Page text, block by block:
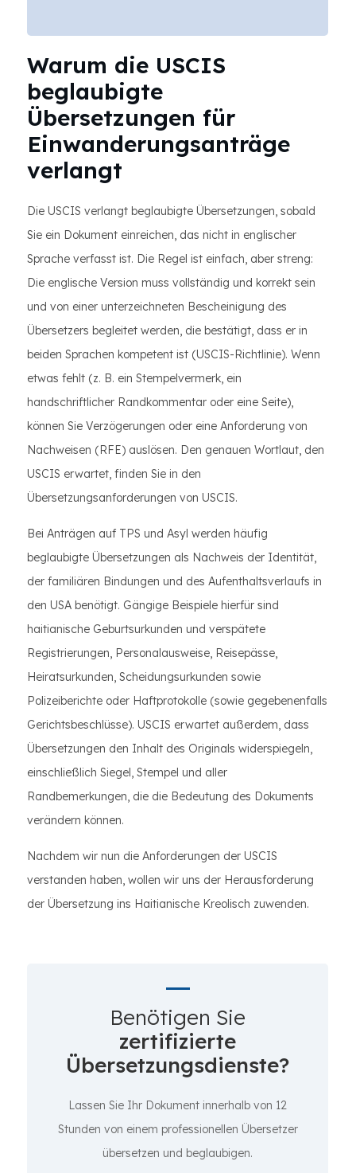
Warum die USCIS
beglaubigte
Übersetzungen für
Einwanderungsanträge
verlangt
Die USCIS verlangt beglaubigte Übersetzungen, sobald
Sie ein Dokument einreichen, das nicht in englischer
Sprache verfasst ist. Die Regel ist einfach, aber streng:
Die englische Version muss vollständig und korrekt sein
und von einer unterzeichneten Bescheinigung des
Übersetzers begleitet werden, die bestätigt, dass er in
beiden Sprachen kompetent ist (USCIS-Richtlinie). Wenn
etwas fehlt (z. B. ein Stempelvermerk, ein
handschriftlicher Randkommentar oder eine Seite),
können Sie Verzögerungen oder eine Anforderung von
Nachweisen (RFE) auslösen. Den genauen Wortlaut, den
USCIS erwartet, finden Sie in den
Übersetzungsanforderungen von USCIS.
Bei Anträgen auf TPS und Asyl werden häufig
beglaubigte Übersetzungen als Nachweis der Identität,
der familiären Bindungen und des Aufenthaltsverlaufs in
den USA benötigt. Gängige Beispiele hierfür sind
haitianische Geburtsurkunden und verspätete
Registrierungen, Personalausweise, Reisepässe,
Heiratsurkunden, Scheidungsurkunden sowie
Polizeiberichte oder Haftprotokolle (sowie gegebenenfalls
Gerichtsbeschlüsse). USCIS erwartet außerdem, dass
Übersetzungen den Inhalt des Originals widerspiegeln,
einschließlich Siegel, Stempel und aller
Randbemerkungen, die die Bedeutung des Dokuments
verändern können.
Nachdem wir nun die Anforderungen der USCIS
verstanden haben, wollen wir uns der Herausforderung
der Übersetzung ins Haitianische Kreolisch zuwenden.
Benötigen Sie
zertifizierte
Übersetzungsdienste?
Lassen Sie Ihr Dokument innerhalb von 12
Stunden von einem professionellen Übersetzer
übersetzen und beglaubigen.